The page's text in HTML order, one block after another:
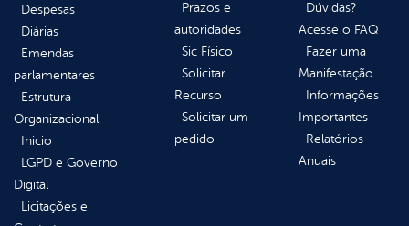
Despesas
Diárias
Emendas
parlamentares
Estrutura
Organizacional
Inicio
LGPD e Governo
Digital
Licitações e
Prazos e
autoridades
Sic Físico
Solicitar
Recurso
Solicitar um
pedido
Dúvidas?
Acesse o FAQ
Fazer uma
Manifestação
Informações
Importantes
Relatórios
Anuais